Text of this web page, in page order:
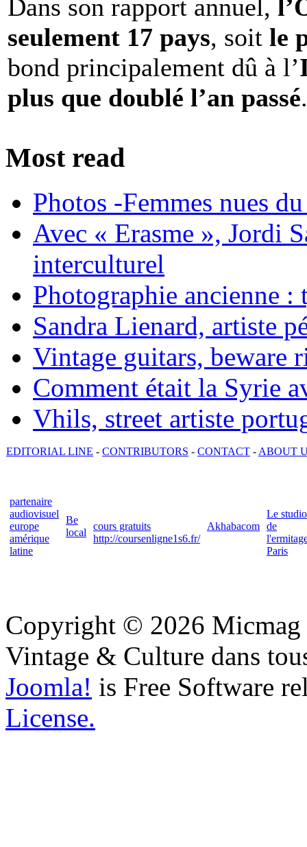
Dans son rapport annuel,
seulement 17 pays, soit le
bond principalement dû à l’
plus que doublé l’an passé.
Most read
Photos -Femmes nues
Avec « Erasme », Jordi
interculturel
Photographie ancienne :
Sandra Lienard, artiste
Vintage guitars, beware
Comment était la Syrie
Vhils, street artiste
EDITORIAL LINE - CONTRIBUTORS - CONTACT - ABOUT
partenaire
audiovisuel
europe
amérique
latine
Be
local
cours gratuits
http://coursenligne1s6.fr/
Akhabacom
Le studio
de
Paris
Copyright © 2026 Micmag
Vintage & Culture dans
Joomla! is Free Software
License.